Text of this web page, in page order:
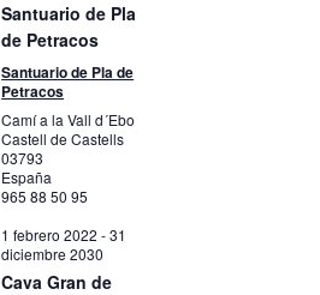
Santuario de Pla
de Petracos
Santuario de Pla de
Petracos
Camí a la Vall d´Ebo
Castell de Castells
03793
España
965 88 50 95
1 febrero 2022 -31
diciembre 2030
Cava Gran de